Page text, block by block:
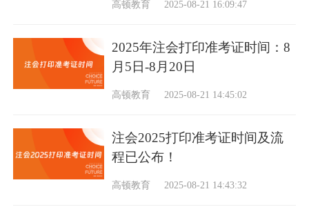
高顿教育 2025-08-21 16:09:47
2025年注会打印准考证时间：8
月5日-8月20日
高顿教育 2025-08-21 14:45:02
注会2025打印准考证时间及流
程已公布！
高顿教育 2025-08-21 14:43:32